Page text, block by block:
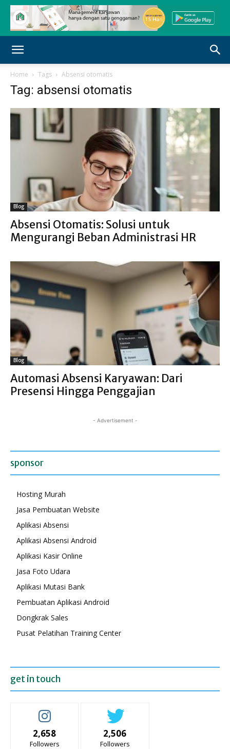
Home Tags Absensi otomatis
Tag: absensi otomatis
Blog
Absensi Otomatis: Solusi untuk
Mengurangi Beban Administrasi HR
Blog
Automasi Absensi Karyawan: Dari
Presensi Hingga Penggajian
- Advertisement -
sponsor
Hosting Murah
Jasa Pembuatan Website
Aplikasi Absensi
Aplikasi Absensi Android
Aplikasi Kasir Online
Jasa Foto Udara
Aplikasi Mutasi Bank
Pembuatan Aplikasi Android
Dongkrak Sales
Pusat Pelatihan Training Center
get in touch
2,658
Followers
2,506
Followers